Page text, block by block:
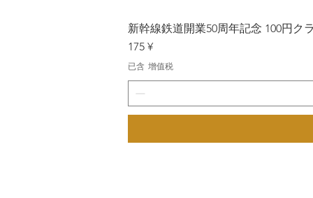
新幹線鉄道開業50周年記念 100円ク
價格
175 ¥
已含 增值税